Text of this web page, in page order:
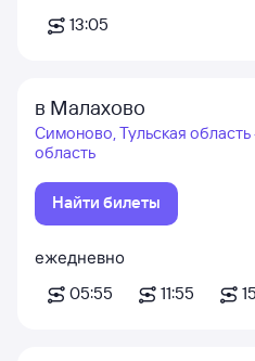
13:05
в Малахово
Симоново, Тульская
область
Найти билеты
ежедневно
05:55
11:55